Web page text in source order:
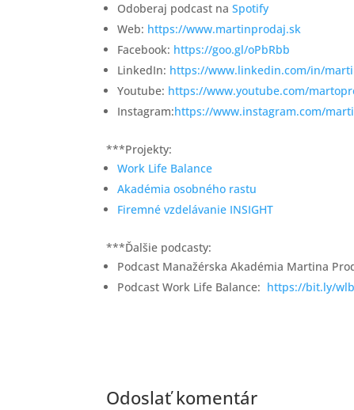
Odoberaj podcast naSpotify
Web: https://www.martinprodaj.sk
Facebook: https://goo.gl/oPbRbb
LinkedIn: https://www.linkedin.com/in/
Youtube: https://www.youtube.com/
Instagram:https://www.instagram.com/
***Projekty:
Work Life Balance
Akadémia osobného rastu
Firemné vzdelávanie INSIGHT
***Ďalšie podcasty:
Podcast Manažérska Akadémia Martina
Podcast Work Life Balance: https://bit.ly/
Odoslať komentár